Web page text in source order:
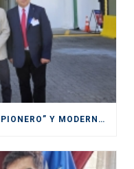
PUERTO COLUMBO INAUGURA “PIONERO” Y MODERNO SITIO DE INSPECCIÓN SAG EN SAN ANTONIO